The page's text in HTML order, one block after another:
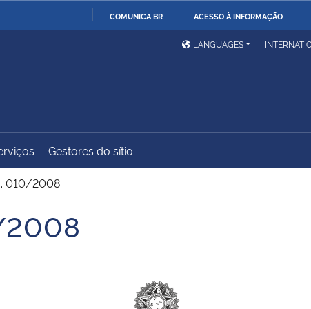
COMUNICA BR ACESSO À INFORMAÇÃO
Ministério da Defesa
Ministério das Relações
Exteriores
Ministério do
Desenvolvimento Regional
Advocacia-Geral da União
LANGUAGES
Gestores do sítio
010/2008
2008